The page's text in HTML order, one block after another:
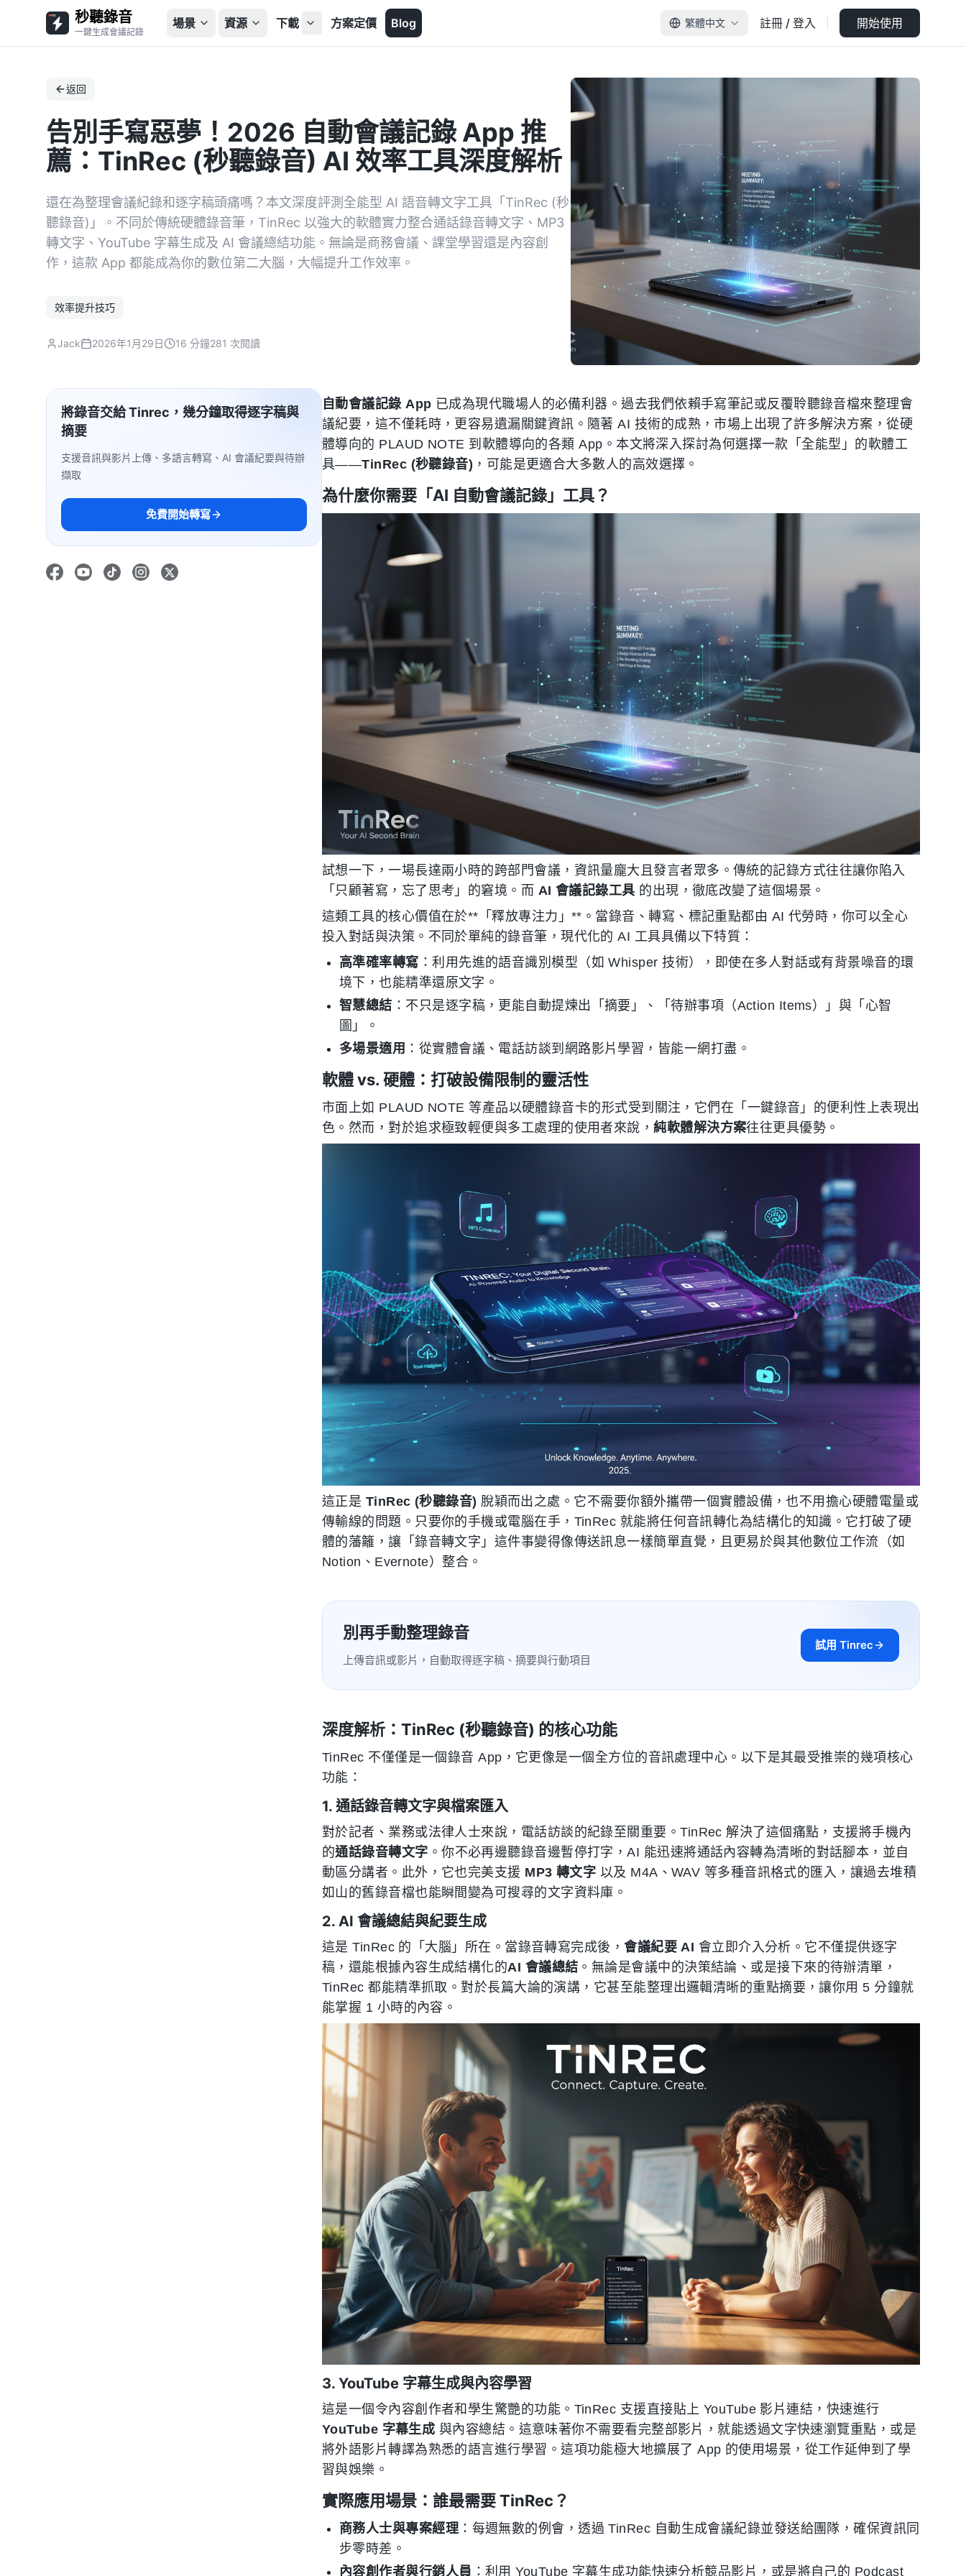
秒聽錄音
一鍵生成會議記錄
場景 資源 下載 方案定價 Blog 繁體中文 註冊 / 登入 開始使用
返回
告別手寫惡夢！2026 自動會議記錄 App 推
薦：TinRec (秒聽錄音) AI 效率工具深度解析
還在為整理會議紀錄和逐字稿頭痛嗎？本文深度評測全能型 AI 語音轉文字工具「TinRec (秒
聽錄音)」。不同於傳統硬體錄音筆，TinRec 以強大的軟體實力整合通話錄音轉文字、MP3
轉文字、YouTube 字幕生成及 AI 會議總結功能。無論是商務會議、課堂學習還是內容創
作，這款 App 都能成為你的數位第二大腦，大幅提升工作效率。
效率提升技巧
Jack 2026年1月29日 16 分鐘281 次閱讀
將錄音交給 Tinrec，幾分鐘取得逐字稿與
摘要
支援音訊與影片上傳、多語言轉寫、AI 會議紀要與待辦
擷取
免費開始轉寫
自動會議記錄 App 已成為現代職場人的必備利器。過去我們依賴手寫筆記或反覆聆聽錄音檔來整理會
議紀要，這不僅耗時，更容易遺漏關鍵資訊。隨著 AI 技術的成熟，市場上出現了許多解決方案，從硬
體導向的 PLAUD NOTE 到軟體導向的各類 App。本文將深入探討為何選擇一款「全能型」的軟體工
具——TinRec (秒聽錄音) ，可能是更適合大多數人的高效選擇。
為什麼你需要「AI 自動會議記錄」工具？
試想一下，一場長達兩小時的跨部門會議，資訊量龐大且發言者眾多。傳統的記錄方式往往讓你陷入
「只顧著寫，忘了思考」的窘境。而 AI 會議記錄工具 的出現，徹底改變了這個場景。
這類工具的核心價值在於**「釋放專注力」**。當錄音、轉寫、標記重點都由 AI 代勞時，你可以全心
投入對話與決策。不同於單純的錄音筆，現代化的 AI 工具具備以下特質：
高準確率轉寫 ：利用先進的語音識別模型（如 Whisper 技術），即使在多人對話或有背景噪音的環
境下，也能精準還原文字。
智慧總結 ：不只是逐字稿，更能自動提煉出「摘要」、「待辦事項（Action Items）」與「心智
圖」。
多場景適用 ：從實體會議、電話訪談到網路影片學習，皆能一網打盡。
軟體 vs. 硬體：打破設備限制的靈活性
市面上如 PLAUD NOTE 等產品以硬體錄音卡的形式受到關注，它們在「一鍵錄音」的便利性上表現出
色。然而，對於追求極致輕便與多工處理的使用者來說，純軟體解決方案往往更具優勢。
這正是 TinRec (秒聽錄音) 脫穎而出之處。它不需要你額外攜帶一個實體設備，也不用擔心硬體電量或
傳輸線的問題。只要你的手機或電腦在手，TinRec 就能將任何音訊轉化為結構化的知識。它打破了硬
體的藩籬，讓「錄音轉文字」這件事變得像傳送訊息一樣簡單直覺，且更易於與其他數位工作流（如
Notion、Evernote）整合。
別再手動整理錄音
上傳音訊或影片，自動取得逐字稿、摘要與行動項目
試用 Tinrec
深度解析：TinRec (秒聽錄音) 的核心功能
TinRec 不僅僅是一個錄音 App，它更像是一個全方位的音訊處理中心。以下是其最受推崇的幾項核心
功能：
1. 通話錄音轉文字與檔案匯入
對於記者、業務或法律人士來說，電話訪談的紀錄至關重要。TinRec 解決了這個痛點，支援將手機內
的通話錄音轉文字 。你不必再邊聽錄音邊暫停打字，AI 能迅速將通話內容轉為清晰的對話腳本，並自
動區分講者。此外，它也完美支援 MP3 轉文字 以及 M4A、WAV 等多種音訊格式的匯入，讓過去堆積
如山的舊錄音檔也能瞬間變為可搜尋的文字資料庫。
2. AI 會議總結與紀要生成
這是 TinRec 的「大腦」所在。當錄音轉寫完成後，會議紀要 AI 會立即介入分析。它不僅提供逐字
稿，還能根據內容生成結構化的AI 會議總結 。無論是會議中的決策結論、或是接下來的待辦清單，
TinRec 都能精準抓取。對於長篇大論的演講，它甚至能整理出邏輯清晰的重點摘要，讓你用 5 分鐘就
能掌握 1 小時的內容。
3. YouTube 字幕生成與內容學習
這是一個令內容創作者和學生驚艷的功能。TinRec 支援直接貼上 YouTube 影片連結，快速進行
YouTube 字幕生成 與內容總結。這意味著你不需要看完整部影片，就能透過文字快速瀏覽重點，或是
將外語影片轉譯為熟悉的語言進行學習。這項功能極大地擴展了 App 的使用場景，從工作延伸到了學
習與娛樂。
實際應用場景：誰最需要 TinRec？
商務人士與專案經理：每週無數的例會，透過 TinRec 自動生成會議紀錄並發送給團隊，確保資訊同
步零時差。
內容創作者與行銷人員 ：利用 YouTube 字幕生成功能快速分析競品影片，或是將自己的 Podcast